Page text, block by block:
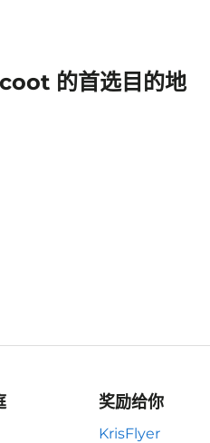
的首选目的地
奖励给你
KrisFlyer